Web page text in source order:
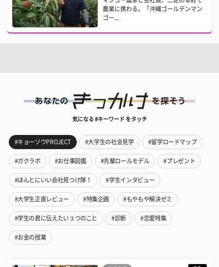
農業に携わる。「沖縄ゴールデンマン
ゴー...
気になる #キーワード をタッチ
#キョーソウPROJECT #大学生の社会見学 #留学ロードマップ
#ガクラボ #お仕事図鑑 #先輩ロールモデル #プレゼント
#ほんとにいい会社見つけ隊！ #学生インタビュー
#大学生正直レビュー #特集企画 #もやもや解決ゼミ
#学生の君に伝えたい３つのこと #診断 #恋愛特集
#お金の授業